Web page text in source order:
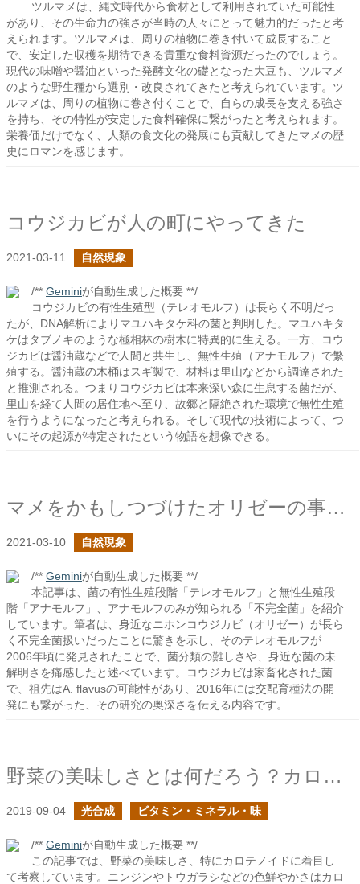
ツルマメは、縄文時代から食材として利用されていた可能性
があり、その生命力の強さが当時の人々にとって魅力的だったと考
えられます。ツルマメは、周りの植物に巻き付いて成長すること
で、安定した収穫を期待できる貴重な食料資源だったのでしょう。
現代の味噌や醤油といった発酵文化の礎となった大豆も、ツルマメ
のような野生種から選別・改良されてきたと考えられています。ツ
ルマメは、周りの植物に巻き付くことで、自らの成長を支える強さ
を持ち、その特性が安定した食料確保に繋がったと考えられます。
栄養価だけでなく、人類の食文化の発展にも貢献してきたマメの歴
史にロマンを感じます。
コウジカビが人の町にやってきた
2021-03-11 自然現象
/** Geminiが自動生成した概要 **/
コウジカビの有性生殖型（テレオモルフ）は長らく不明だっ
たが、DNA解析によりマユハキタケ科の菌と判明した。マユハキタ
ケはタブノキのような極相林の樹木に特異的に生える。一方、コウ
ジカビは醤油蔵などで人間と共生し、無性生殖（アナモルフ）で繁
殖する。醤油蔵の木桶はスギ製で、材料は里山などから調達された
と推測される。つまりコウジカビは本来深い森に生息する菌だが、
里山を経て人間の居住地へ至り、故郷と隔絶された環境で無性生殖
を行うようになったと考えられる。そして現代の技術によって、つ
いにその起源が特定されたという物語を想像できる。
マメをかもしつづけたオリゼーの事を知りたい
2021-03-10 自然現象
/** Geminiが自動生成した概要 **/
本記事は、菌の有性生殖段階「テレオモルフ」と無性生殖段
階「アナモルフ」、アナモルフのみが知られる「不完全菌」を紹介
しています。筆者は、身近なニホンコウジカビ（オリゼー）が長ら
く不完全菌扱いだったことに驚きを示し、そのテレオモルフが
2006年頃に発見されたことで、菌分類の難しさや、身近な菌の未
解明さを痛感したと述べています。コウジカビは家畜化された菌
で、祖先はA. flavusの可能性があり、2016年には交配育種法の開
発にも繋がった、その研究の奥深さを伝える内容です。
野菜の美味しさとは何だろう？カロテノイド
2019-09-04 光合成 ビタミン・ミネラル・味
/** Geminiが自動生成した概要 **/
この記事では、野菜の美味しさ、特にカロテノイドに着目し
て考察しています。ニンジンやトウガラシなどの色鮮やかさはカロ